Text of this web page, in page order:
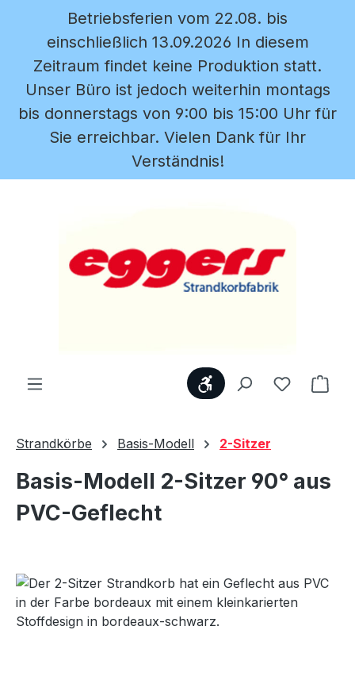
Zum Hauptinhalt springen
Betriebsferien vom 22.08. bis
einschließlich 13.09.2026 In diesem
Zeitraum findet keine Produktion statt.
Unser Büro ist jedoch weiterhin montags
bis donnerstags von 9:00 bis 15:00 Uhr für
Sie erreichbar. Vielen Dank für Ihr
Verständnis!
WerkzeugleisteDu hast 0
Strandkörbe Basis-Modell 2-Sitzer
Basis-Modell 2-Sitzer 90° aus
PVC-Geflecht
Bildergalerie überspringen